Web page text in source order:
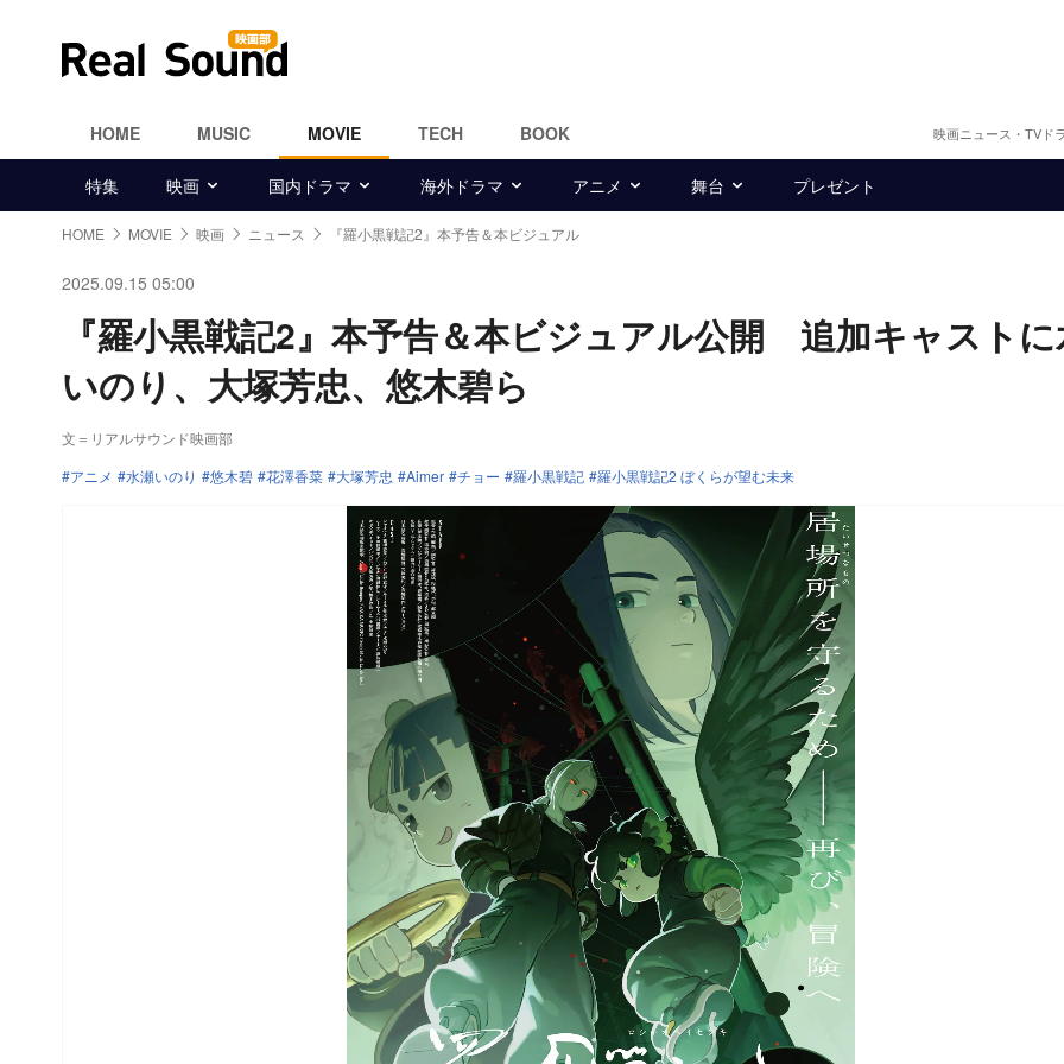
HOME MUSIC MOVIE TECH BOOK 映画ニュース・TVド
特集 映画 国内ドラマ 海外ドラマ アニメ 舞台 プレゼント
HOME MOVIE 映画 ニュース 『羅小黒戦記2』本予告＆本ビジュアル
2025.09.15 05:00
『羅小黒戦記2』本予告＆本ビジュアル公開 追加キャスト
いのり、大塚芳忠、悠木碧ら
文＝リアルサウンド映画部
アニメ
水瀬いのり 悠木碧 花澤香菜 大塚芳忠 Aimer チョー 羅小黒戦記 羅小黒戦記2 ぼくらが望む未来